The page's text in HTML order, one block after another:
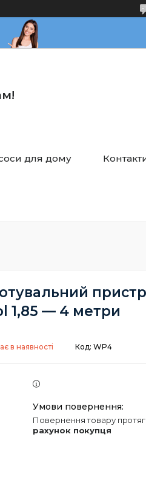
для дому
1,85 — 4 метри
в наявності Код: WP4
повернення товару
рахунок покупця